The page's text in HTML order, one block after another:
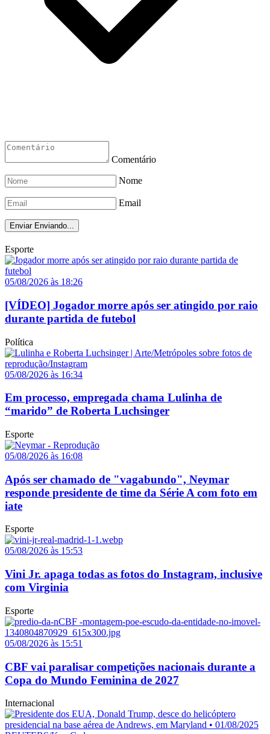
Comentário
Nome
Email
Enviar Enviando...
Esporte
05/08/2026 às 18:26
[VÍDEO] Jogador morre após ser atingido por raio
durante partida de futebol
Política
05/08/2026 às 16:34
Em processo, empregada chama Lulinha de
“marido” de Roberta Luchsinger
Esporte
05/08/2026 às 16:08
Após ser chamado de "vagabundo", Neymar
responde presidente de time da Série A com foto em
iate
Esporte
05/08/2026 às 15:53
Vini Jr. apaga todas as fotos do Instagram, inclusive
com Virginia
Esporte
05/08/2026 às 15:51
CBF vai paralisar competições nacionais durante a
Copa do Mundo Feminina de 2027
Internacional